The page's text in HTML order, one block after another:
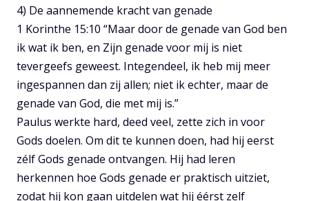
4) De aannemende kracht van genade
1 Korinthe 15:10 “Maar door de genade van God ben
ik wat ik ben, en Zijn genade voor mij is niet
tevergeefs geweest. Integendeel, ik heb mij meer
ingespannen dan zij allen; niet ik echter, maar de
genade van God, die met mij is.”
Paulus werkte hard, deed veel, zette zich in voor
Gods doelen. Om dit te kunnen doen, had hij eerst
zélf Gods genade ontvangen. Hij had leren
herkennen hoe Gods genade er praktisch uitziet,
zodat hij kon gaan uitdelen wat hij éérst zelf